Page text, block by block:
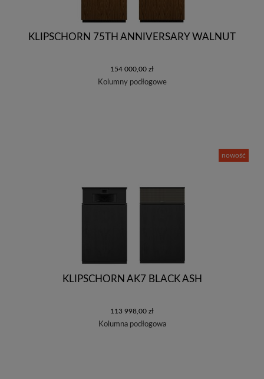
KLIPSCHORN 75TH ANNIVERSARY WALNUT
154 000,00 zł
Kolumny podłogowe
KLIPSCHORN AK7 BLACK ASH
113 998,00 zł
Kolumna podłogowa
nowość